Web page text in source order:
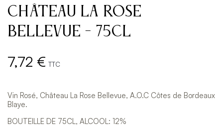
Château La Rose
Bellevue - 75cl
7,72 € TTC
Vin Rosé, Château La Rose Bellevue, A.O.C Côtes de Bordeaux
Blaye.
BOUTEILLE DE 75CL, ALCOOL: 12%